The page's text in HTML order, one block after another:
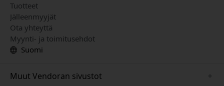
Tuotteet
Jälleenmyyjät
Ota yhteyttä
Myynti- ja toimitusehdot
Suomi
Muut Vendoran sivustot